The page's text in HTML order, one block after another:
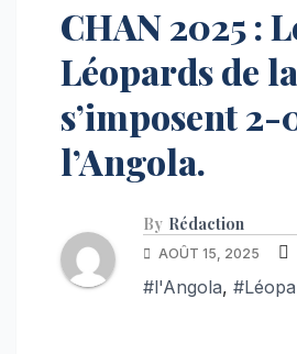
CHAN 2025 :
Léopards de
s’imposent 2-
l’Angola.
By Rédaction
AOÛT 15, 2025
#l'Angola,